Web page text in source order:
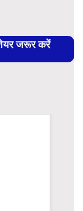
जरूर करें